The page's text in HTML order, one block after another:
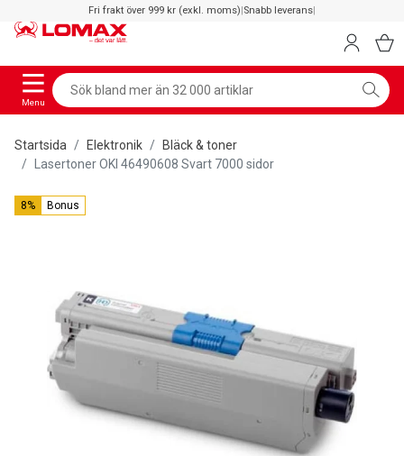
Fri frakt över 999 kr (exkl. moms)|Snabb leverans|
Menu
Startsida Elektronik
Bläck & toner
Lasertoner OKI 46490608 Svart 7000 sidor
8% Bonus